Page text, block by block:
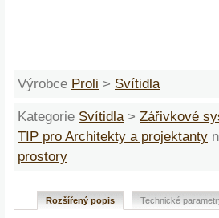
Výrobce Proli > Svítidla
Kategorie Svítidla > Zářivkové
TIP pro Architekty a projektanty
prostory
Rozšířený popis Technické